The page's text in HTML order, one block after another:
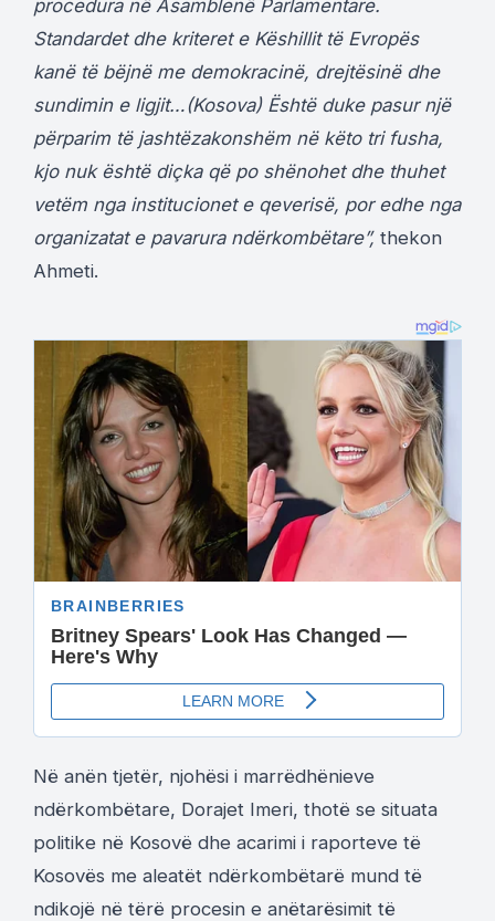
procedura në Asamblenë Parlamentare.
Standardet dhe kriteret e Këshillit të Evropës
kanë të bëjnë me demokracinë, drejtësinë dhe
sundimin e ligjit…(Kosova) Është duke pasur një
përparim të jashtëzakonshëm në këto tri fusha,
kjo nuk është diçka që po shënohet dhe thuhet
vetëm nga institucionet e qeverisë, por edhe nga
organizatat e pavarura ndërkombëtare”, thekon
Ahmeti.
Në anën tjetër, njohësi i marrëdhënieve
ndërkombëtare, Dorajet Imeri, thotë se situata
politike në Kosovë dhe acarimi i raporteve të
Kosovës me aleatët ndërkombëtarë mund të
ndikojë në tërë procesin e anëtarësimit të